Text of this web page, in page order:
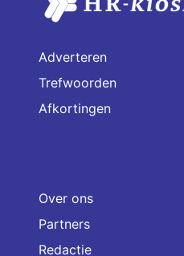
Adverteren
Trefwoorden
Afkortingen
Over ons
Partners
Redactie